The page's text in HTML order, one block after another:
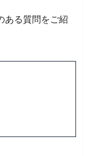
ある質問をご紹